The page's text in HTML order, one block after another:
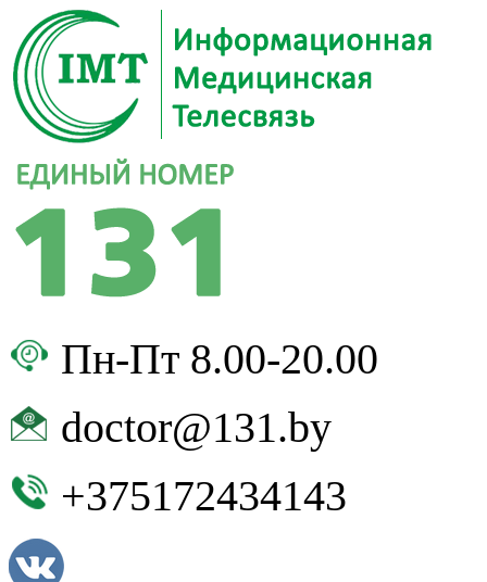
Пн-Пт 8.00-20.00
doctor@131.by
+375172434143